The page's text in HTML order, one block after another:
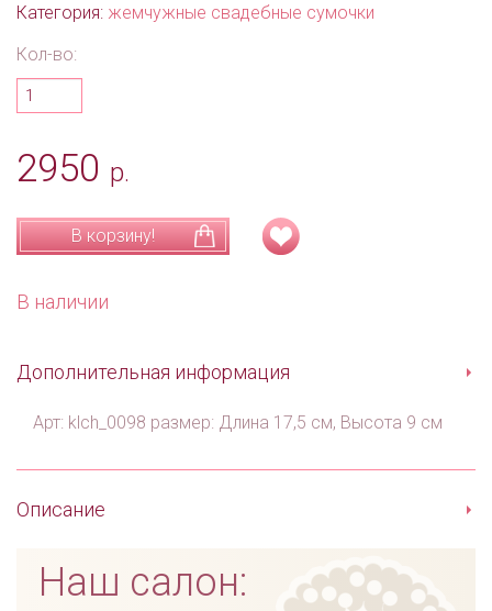
Категория: жемчужные свадебные сумочки
Кол-во:
2950 р.
В корзину!
В наличии
Дополнительная информация
Арт: klch_0098 размер: Длина 17,5 см, Высота 9 см
Описание
Наш салон: